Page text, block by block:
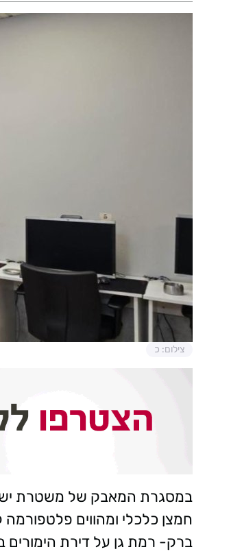
צילום: כ
במסגרת המאבק של משטרת
חמצן כלכלי ומהווים
ברק- רמת גן על דירת